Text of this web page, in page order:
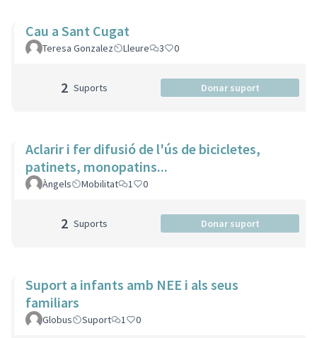
Cau a Sant Cugat
Teresa Gonzalez Lleure 3 0
2 Suports Donar suport
Aclarir i fer difusió de l'ús de bicicletes,
patinets, monopatins...
Àngels Mobilitat 1 0
2 Suports Donar suport
Suport a infants amb NEE i als seus
familiars
Globus Suport 1 0